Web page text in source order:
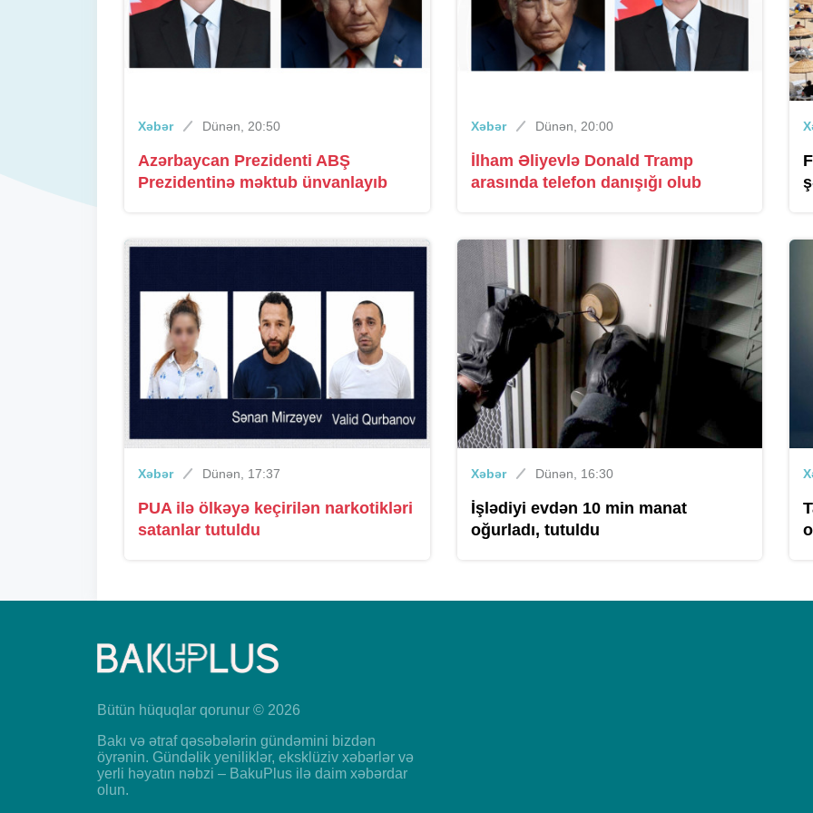
Xəbər Dünən, 20:50
Azərbaycan Prezidenti ABŞ
Prezidentinə məktub ünvanlayıb
Xəbər Dünən, 20:00
İlham Əliyevlə Donald Tramp
arasında telefon danışığı olub
Xəbər Dünən, 17:37
PUA ilə ölkəyə keçirilən narkotikləri
satanlar tutuldu
Xəbər Dünən, 16:30
İşlədiyi evdən 10 min manat
oğurladı, tutuldu
Bütün hüquqlar qorunur © 2026
Bakı və ətraf qəsəbələrin gündəmini bizdən
öyrənin. Gündəlik yeniliklər, eksklüziv xəbərlər və
yerli həyatın nəbzi – BakuPlus ilə daim xəbərdar
olun.